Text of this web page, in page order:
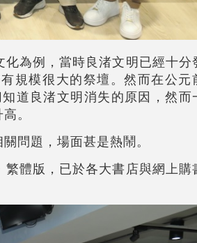
為例，當時良渚文明已經十分
規模很大的祭壇。然而在公元
道良渚文明消失的原因，然而
。
問題，場面甚是熱鬧。
體版，已於各大書店與網上購